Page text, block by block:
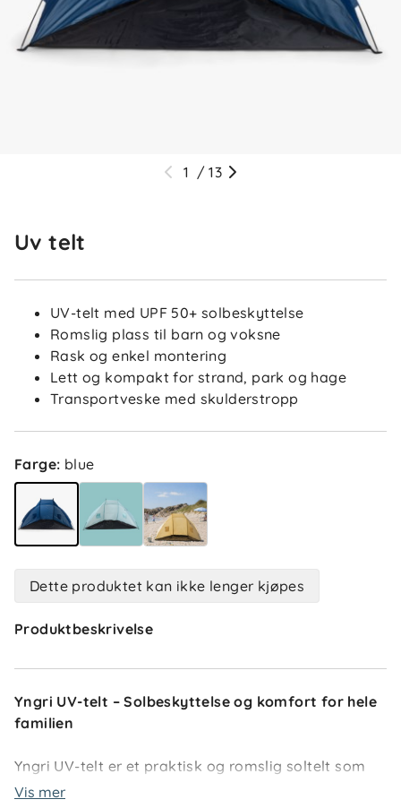
1 / 13
Uv telt
UV-telt med UPF 50+ solbeskyttelse
Romslig plass til barn og voksne
Rask og enkel montering
Lett og kompakt for strand, park og hage
Transportveske med skulderstropp
Farge: blue
Dette produktet kan ikke lenger kjøpes
Produktbeskrivelse
Yngri UV-telt – Solbeskyttelse og komfort for hele
familien
Yngri UV-telt er et praktisk og romslig soltelt som
gir effektiv beskyttelse mot solen når dere er på
Vis mer